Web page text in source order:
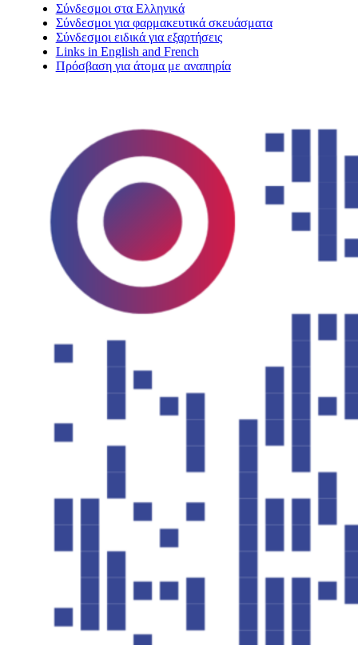
Σύνδεσμοι στα Ελληνικά
Σύνδεσμοι για φαρμακευτικά σκευάσματα
Σύνδεσμοι ειδικά για εξαρτήσεις
Links in English and French
Πρόσβαση για άτομα με αναπηρία